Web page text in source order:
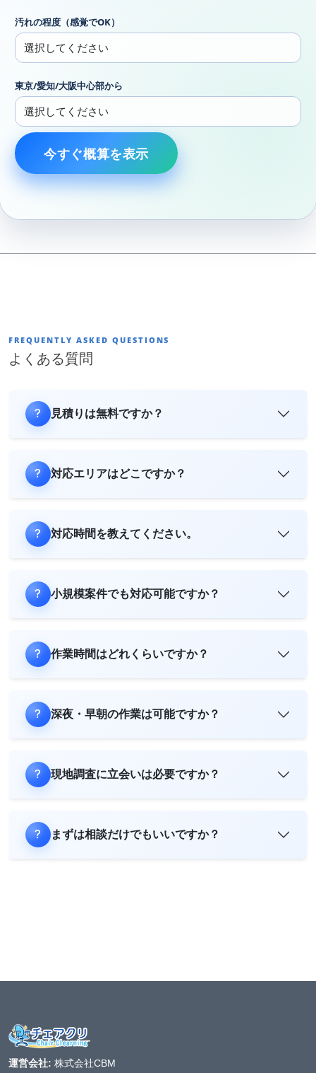
汚れの程度（感覚でOK）
東京/愛知/大阪中心部から
今すぐ概算を表示
FREQUENTLY ASKED QUESTIONS
よくある質問
見積りは無料ですか？
対応エリアはどこですか？
対応時間を教えてください。
小規模案件でも対応可能ですか？
作業時間はどれくらいですか？
深夜・早朝の作業は可能ですか？
現地調査に立会いは必要ですか？
まずは相談だけでもいいですか？
運営会社: 株式会社CBM